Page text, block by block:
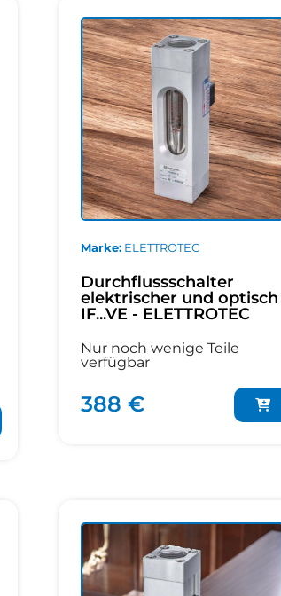
Marke ELETTROTEC
Durchflussschalter
elektrischer und optisch
IF...VE - ELETTROTEC
Nur noch wenige Teile
verfügbar
388 €